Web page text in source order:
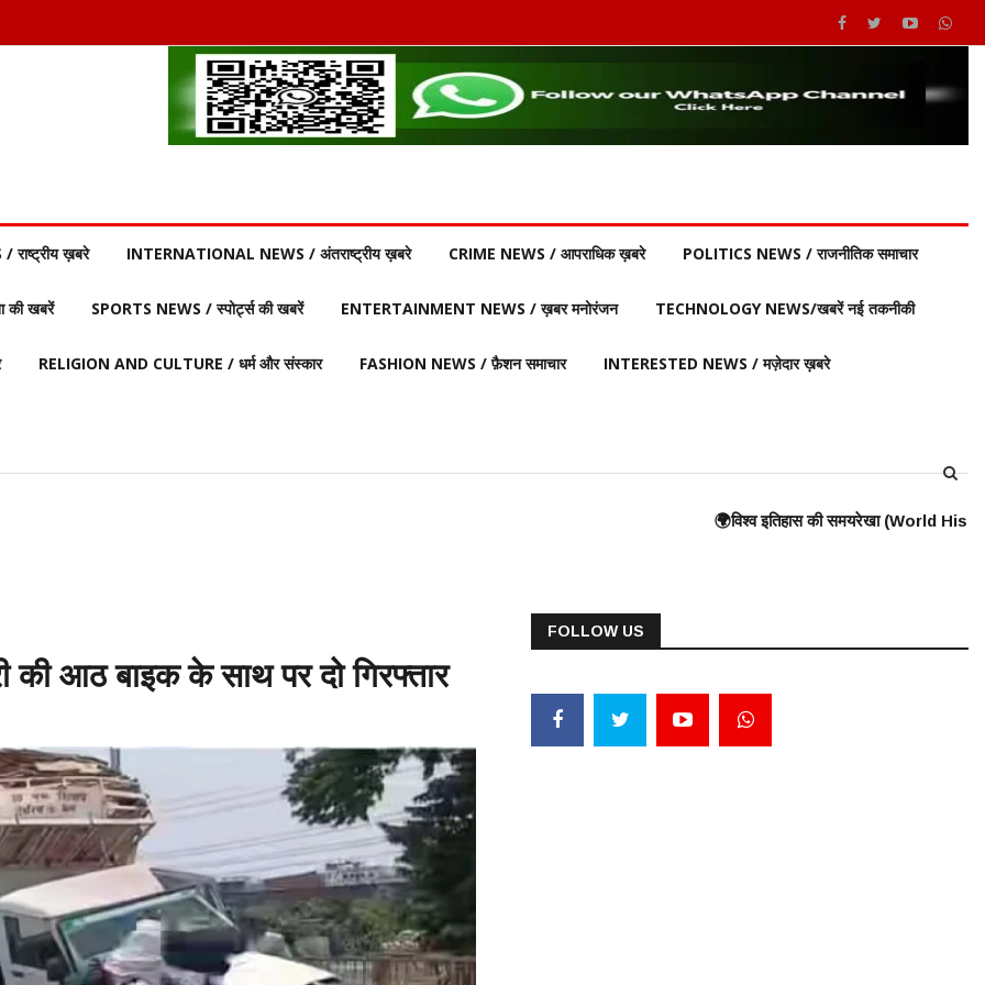
ख़बरे INTERNATIONAL NEWS / अंतराष्ट्रीय ख़बरे CRIME NEWS / आपराधिक ख़बरे POLITICS NEWS / राजनीतिक समाचार
की खबरें SPORTS NEWS / स्पोर्ट्स की खबरें ENTERTAINMENT NEWS / ख़बर मनोरंजन TECHNOLOGY NEWS/खबरें नई तकनीकी
RELIGION AND CULTURE / धर्म और संस्कार FASHION NEWS / फ़ैशन समाचार INTERESTED NEWS / मज़ेदार ख़बरे
में सिकंदर महान की मृत्यु ♦️ईसा पूर्व 214 – चीन की महान दीवार (Great Wall) के निर्माण की शुरुआत ⸻ 🟠 375 ई. – हूणों का यूरोप पर
खेल आयोजित ♦️ईसा पूर्व 753 – रोम नगर की स्थापना ♦️ईसा पूर्व 490 – मैराथन का युद्ध, यूनानियों ने फारसियों को पराजित किया ♦️ ईसा पूर्व 360 –
🌍विश्व इतिहास की समयरेखा (World History Timeline) ⸻ ♦️
की आठ बाइक के साथ पर दो गिरफ्तार
FOLLOW US